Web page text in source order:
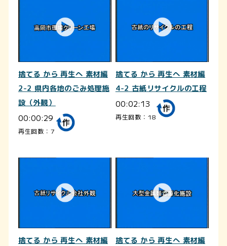
捨てる から 再生へ 素材編
2-2 県内各地のごみ処理施
設（外観）
00:00:29
再生回数：7
捨てる から 再生へ 素材編
4-2 古紙リサイクルの工程
00:02:13
再生回数：18
捨てる から 再生へ 素材編
捨てる から 再生へ 素材編